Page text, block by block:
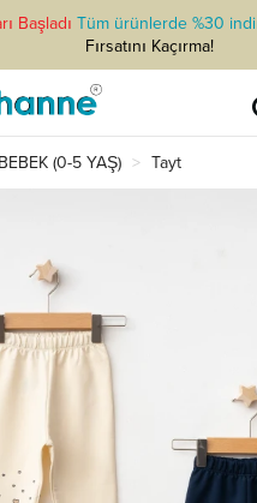
Başladı Tüm ürünlerde %30
Fırsatını Kaçırma!
BEBEK (0-5 YAŞ) Tayt